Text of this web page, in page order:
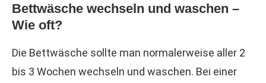
Bettwäsche wechseln und waschen –
Wie oft?
Die Bettwäsche sollte man normalerweise aller 2
bis 3 Wochen wechseln und waschen. Bei einer